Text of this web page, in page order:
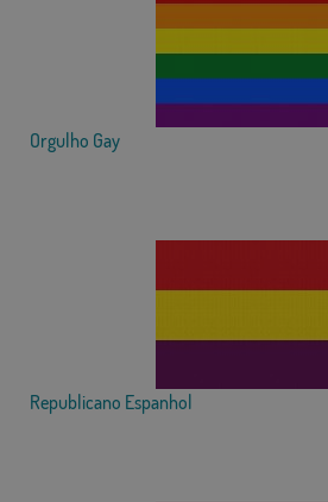
Orgulho Gay
Republicano Espanhol